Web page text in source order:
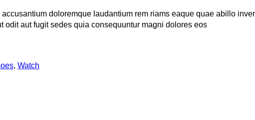
doloremque laudantium rem riams eaque quae abillo
odit aut fugit sedes quia consequuntur magni dolores eos
, Watch